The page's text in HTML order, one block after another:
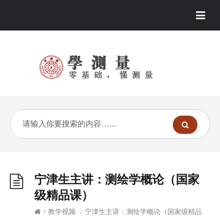
宁津生主讲：测绘学概论（国家
级精品课）
/ 教学视频 / 宁津生主讲：测绘学概论（国家级精品